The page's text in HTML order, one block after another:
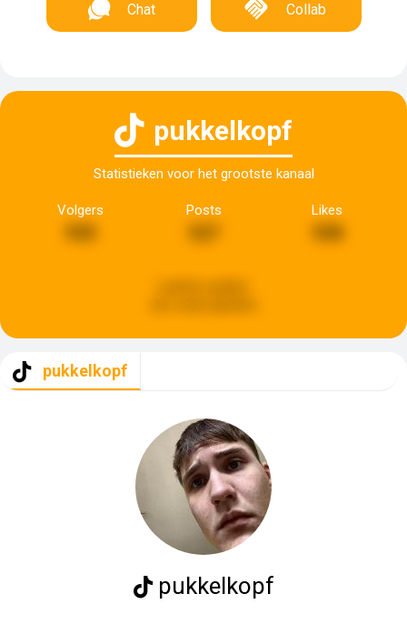
Chat Collab
pukkelkopf
Statistieken voor het grootste kanaal
Volgers Posts Likes
pukkelkopf
pukkelkopf